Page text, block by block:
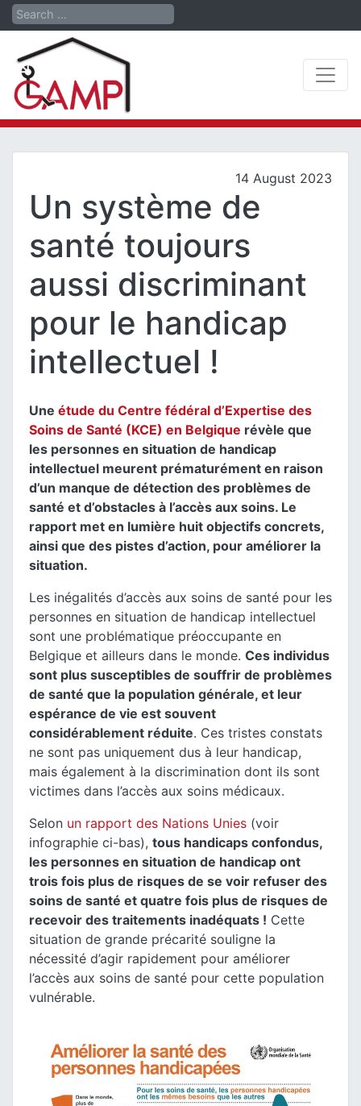
Search
14 August 2023
Un système de
santé toujours
aussi discriminant
pour le handicap
intellectuel !
Une étude du Centre fédéral d’Expertise des
Soins de Santé (KCE) en Belgique révèle que
les personnes en situation de handicap
intellectuel meurent prématurément en raison
d’un manque de détection des problèmes de
santé et d’obstacles à l’accès aux soins. Le
rapport met en lumière huit objectifs concrets,
ainsi que des pistes d’action, pour améliorer la
situation.
Les inégalités d’accès aux soins de santé pour les
personnes en situation de handicap intellectuel
sont une problématique préoccupante en
Belgique et ailleurs dans le monde. Ces individus
sont plus susceptibles de souffrir de problèmes
de santé que la population générale, et leur
espérance de vie est souvent
considérablement réduite. Ces tristes constats
ne sont pas uniquement dus à leur handicap,
mais également à la discrimination dont ils sont
victimes dans l’accès aux soins médicaux.
Selon un rapport des Nations Unies (voir
infographie ci-bas), tous handicaps confondus,
les personnes en situation de handicap ont
trois fois plus de risques de se voir refuser des
soins de santé et quatre fois plus de risques de
recevoir des traitements inadéquats ! Cette
situation de grande précarité souligne la
nécessité d’agir rapidement pour améliorer
l’accès aux soins de santé pour cette population
vulnérable.